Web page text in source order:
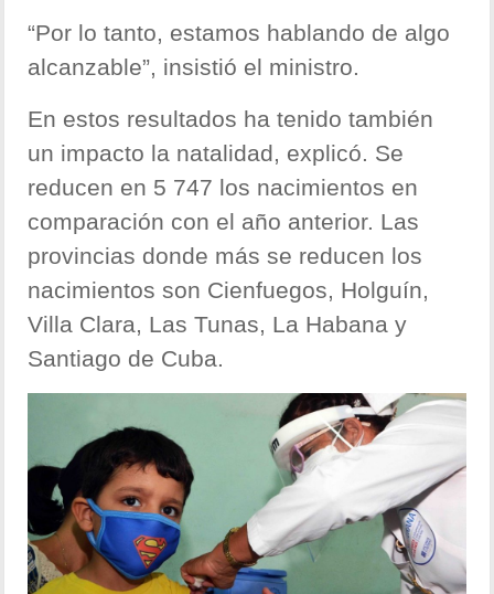
“Por lo tanto, estamos hablando de algo
alcanzable”, insistió el ministro.
En estos resultados ha tenido también
un impacto la natalidad, explicó. Se
reducen en 5 747 los nacimientos en
comparación con el año anterior. Las
provincias donde más se reducen los
nacimientos son Cienfuegos, Holguín,
Villa Clara, Las Tunas, La Habana y
Santiago de Cuba.